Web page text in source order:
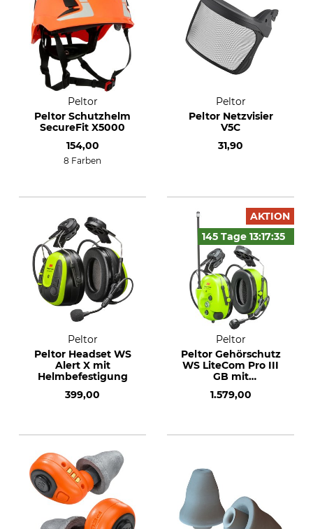
Peltor
Peltor Schutzhelm
SecureFit X5000
154,00
8 Farben
Peltor
Peltor Netzvisier
V5C
31,90
Peltor
Peltor Headset WS
Alert X mit
Helmbefestigung
399,00
AKTION
145 Tage 13:17:34
Peltor
Peltor Gehörschutz
WS LiteCom Pro III
GB mit
1.579,00